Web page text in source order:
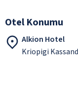
Otel Konumu
Alkion Hotel
Kriopigi